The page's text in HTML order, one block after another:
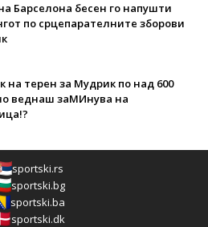
Барселона бесен го напушти
по срцепарателните зборови
на терен за Мудрик по над 600
веднаш заМИнува на
sportski.rs
sportski.bg
sportski.ba
sportski.dk